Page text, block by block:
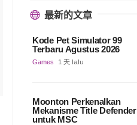
最新的文章
Kode Pet Simulator 99
Terbaru Agustus 2026
Games 1 天 lalu
Moonton Perkenalkan
Mekanisme Title Defender
untuk MSC